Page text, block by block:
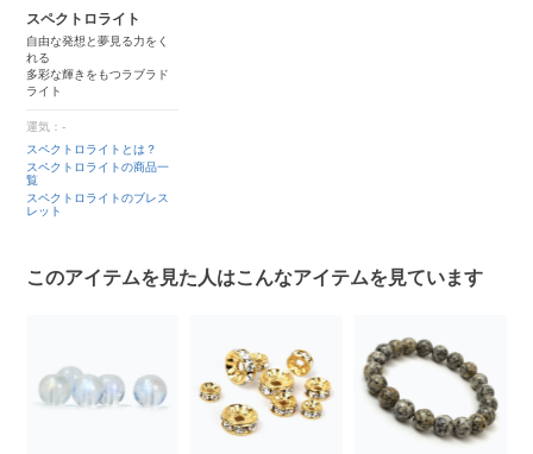
スペクトロライト
自由な発想と夢見る力をく
れる
多彩な輝きをもつラブラド
ライト
運気：-
スペクトロライトとは？
スペクトロライトの商品一
覧
スペクトロライトのブレス
レット
このアイテムを見た人はこんなアイテムを見ています